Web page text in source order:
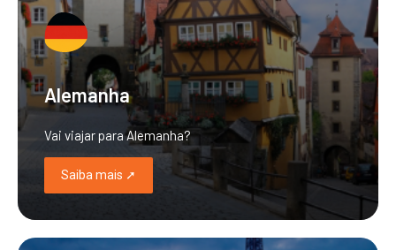
Alemanha
Vai viajar para Alemanha?
Saiba mais ➚